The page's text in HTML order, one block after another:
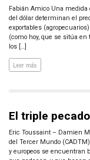
Fabián Amico Una
del dólar determinan el
exportables
(como hoy, que se sitúa
los […]
Leer más
El triple
Eric Toussaint – Damien
del Tercer Mundo
y europeos se encuentran